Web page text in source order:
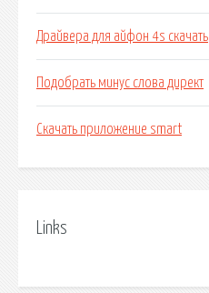
Драйвера для айфон 4s скачать
Подобрать минус слова директ
Скачать приложение smart
Links